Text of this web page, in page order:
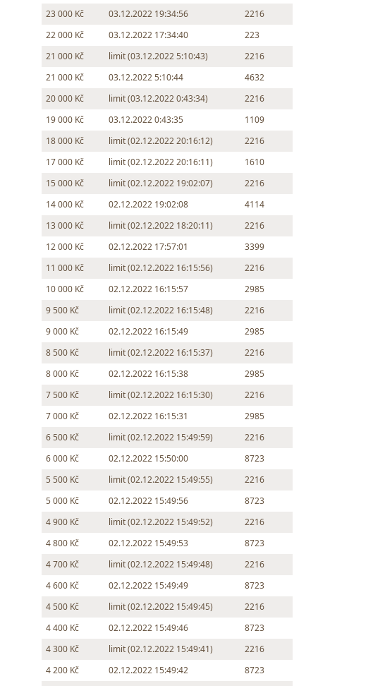
23 000 Kč
03.12.2022 19:34:56
2216
22 000 Kč
03.12.2022 17:34:40
223
21 000 Kč
limit (03.12.2022 5:10:43)
2216
21 000 Kč
03.12.2022 5:10:44
4632
20 000 Kč
limit (03.12.2022 0:43:34)
2216
19 000 Kč
03.12.2022 0:43:35
1109
18 000 Kč
limit (02.12.2022 20:16:12)
2216
17 000 Kč
limit (02.12.2022 20:16:11)
1610
15 000 Kč
limit (02.12.2022 19:02:07)
2216
14 000 Kč
02.12.2022 19:02:08
4114
13 000 Kč
limit (02.12.2022 18:20:11)
2216
12 000 Kč
02.12.2022 17:57:01
3399
11 000 Kč
limit (02.12.2022 16:15:56)
2216
10 000 Kč
02.12.2022 16:15:57
2985
9 500 Kč
limit (02.12.2022 16:15:48)
2216
9 000 Kč
02.12.2022 16:15:49
2985
8 500 Kč
limit (02.12.2022 16:15:37)
2216
8 000 Kč
02.12.2022 16:15:38
2985
7 500 Kč
limit (02.12.2022 16:15:30)
2216
7 000 Kč
02.12.2022 16:15:31
2985
6 500 Kč
limit (02.12.2022 15:49:59)
2216
6 000 Kč
02.12.2022 15:50:00
8723
5 500 Kč
limit (02.12.2022 15:49:55)
2216
5 000 Kč
02.12.2022 15:49:56
8723
4 900 Kč
limit (02.12.2022 15:49:52)
2216
4 800 Kč
02.12.2022 15:49:53
8723
4 700 Kč
limit (02.12.2022 15:49:48)
2216
4 600 Kč
02.12.2022 15:49:49
8723
4 500 Kč
limit (02.12.2022 15:49:45)
2216
4 400 Kč
02.12.2022 15:49:46
8723
4 300 Kč
limit (02.12.2022 15:49:41)
2216
4 200 Kč
02.12.2022 15:49:42
8723